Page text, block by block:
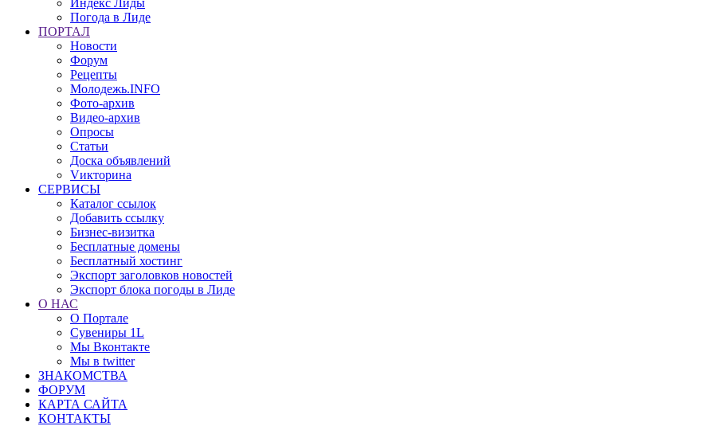
Погода в Лиде
ПОРТАЛ
Новости
Форум
Рецепты
Молодежь.INFO
Фото-архив
Видео-архив
Опросы
Статьи
Доска объявлений
Vикторина
СЕРВИСЫ
Каталог ссылок
Добавить ссылку
Бизнес-визитка
Бесплатные домены
Бесплатный хостинг
Экспорт заголовков новостей
Экспорт блока погоды в Лиде
О НАС
О Портале
Сувениры 1L
Мы Вконтакте
Мы в twitter
ЗНАКОМСТВА
ФОРУМ
КАРТА САЙТА
КОНТАКТЫ